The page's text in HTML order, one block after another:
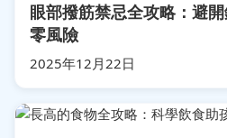
眼部撥筋禁忌全攻略：避
零風險
2025年12月22日